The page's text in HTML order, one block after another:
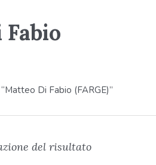
Di Fabio (FARGE)”
del risultato